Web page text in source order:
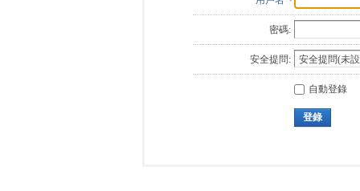
密碼:
安全提問:
自動登錄
登錄